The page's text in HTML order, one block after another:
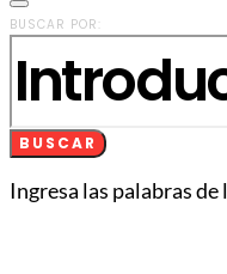
BUSCAR POR:
BUSCAR
Ingresa las palabras